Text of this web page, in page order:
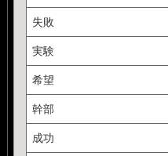
失敗
実験
希望
幹部
成功